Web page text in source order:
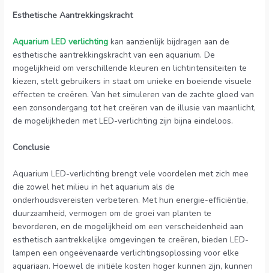
Esthetische Aantrekkingskracht
Aquarium LED verlichting kan aanzienlijk bijdragen aan de
esthetische aantrekkingskracht van een aquarium. De
mogelijkheid om verschillende kleuren en lichtintensiteiten te
kiezen, stelt gebruikers in staat om unieke en boeiende visuele
effecten te creëren. Van het simuleren van de zachte gloed van
een zonsondergang tot het creëren van de illusie van maanlicht,
de mogelijkheden met LED-verlichting zijn bijna eindeloos.
Conclusie
Aquarium LED-verlichting brengt vele voordelen met zich mee
die zowel het milieu in het aquarium als de
onderhoudsvereisten verbeteren. Met hun energie-efficiëntie,
duurzaamheid, vermogen om de groei van planten te
bevorderen, en de mogelijkheid om een verscheidenheid aan
esthetisch aantrekkelijke omgevingen te creëren, bieden LED-
lampen een ongeëvenaarde verlichtingsoplossing voor elke
aquariaan. Hoewel de initiële kosten hoger kunnen zijn, kunnen